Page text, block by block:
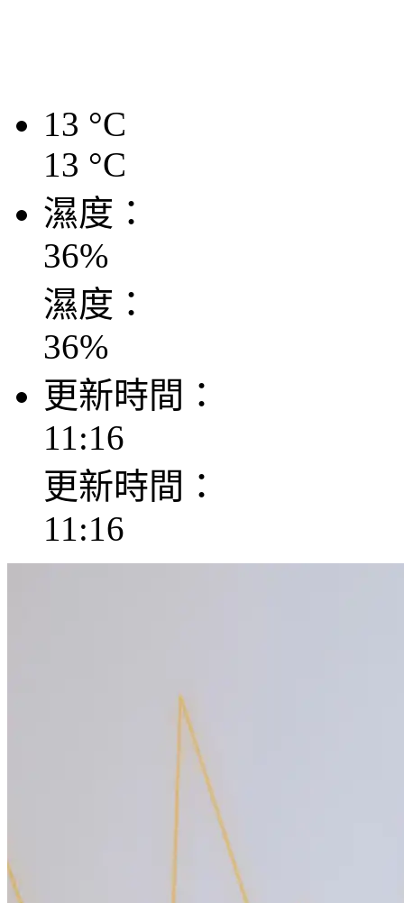
13 °C
13 °C
濕度：
36%
濕度：
36%
更新時間：
11:16
更新時間：
11:16